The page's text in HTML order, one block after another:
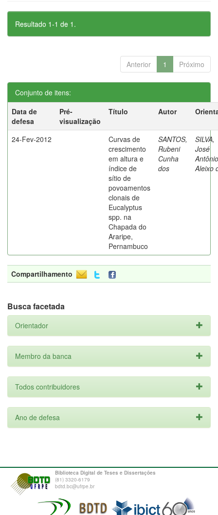
Resultado 1-1 de 1.
Anterior 1 Próximo
Conjunto de itens:
Data de
defesa
Pré-
visualização
Título Autor
24-Fev-2012
Curvas de
crescimento
em altura e
índice de
sítio de
povoamentos
clonais de
Eucalyptus
spp. na
Chapada do
Araripe,
Pernambuco
SANTOS,
Rubeni
Cunha
dos
SILVA,
José
Antônio
Aleixo
Compartilhamento
Busca facetada
Orientador
Membro da banca
Todos contribuidores
Ano de defesa
Biblioteca Digital de Teses e Dissertações
(81) 3320-6179
bdtd.bc@ufrpe.br